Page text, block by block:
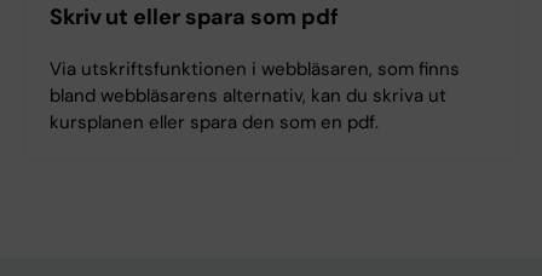
Skriv ut eller spara som pdf
Via utskriftsfunktionen i webbläsaren, som finns
bland webbläsarens alternativ, kan du skriva ut
kursplanen eller spara den som en pdf.